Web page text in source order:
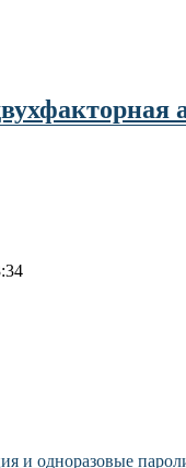
и одноразовые